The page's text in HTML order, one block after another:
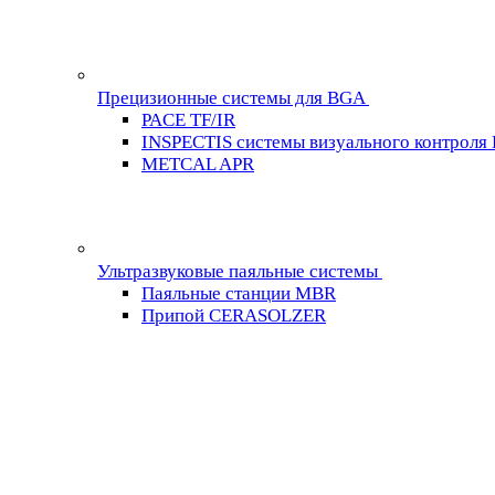
Прецизионные системы для BGA
PACE TF/IR
INSPECTIS системы визуального контроля
METCAL APR
Ультразвуковые паяльные системы
Паяльные станции MBR
Припой CERASOLZER